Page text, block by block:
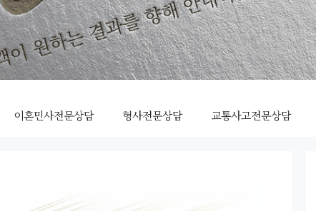
이혼민사전문상담 형사전문상담 교통사고전문상담